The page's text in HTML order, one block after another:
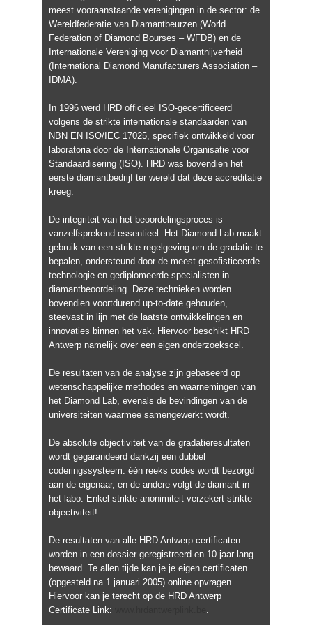
meest vooraanstaande verenigingen in de sector: de
Wereldfederatie van Diamantbeurzen (World
Federation of Diamond Bourses – WFDB) en de
Internationale Vereniging voor Diamantnijverheid
(International Diamond Manufacturers Association –
IDMA).
In 1996 werd HRD officieel ISO-gecertificeerd
volgens de strikte internationale standaarden van
NBN EN ISO/IEC 17025, specifiek ontwikkeld voor
laboratoria door de Internationale Organisatie voor
Standaardisering (ISO). HRD was bovendien het
eerste diamantbedrijf ter wereld dat deze accreditatie
kreeg.
De integriteit van het beoordelingsproces is
vanzelfsprekend essentieel. Het Diamond Lab maakt
gebruik van een strikte regelgeving om de gradatie te
bepalen, ondersteund door de meest gesofisticeerde
technologie en gediplomeerde specialisten in
diamantbeoordeling. Deze technieken worden
bovendien voortdurend up-to-date gehouden,
steevast in lijn met de laatste ontwikkelingen en
innovaties binnen het vak. Hiervoor beschikt HRD
Antwerp namelijk over een eigen onderzoekscel.
De resultaten van de analyse zijn gebaseerd op
wetenschappelijke methodes en waarnemingen van
het Diamond Lab, evenals de bevindingen van de
universiteiten waarmee samengewerkt wordt.
De absolute objectiviteit van de gradatieresultaten
wordt gegarandeerd dankzij een dubbel
coderingssysteem: één reeks codes wordt bezorgd
aan de eigenaar, en de andere volgt de diamant in
het labo. Enkel strikte anonimiteit verzekert strikte
objectiviteit!
De resultaten van alle HRD Antwerp certificaten
worden in een dossier geregistreerd en 10 jaar lang
bewaard. Te allen tijde kan je je eigen certificaten
(opgesteld na 1 januari 2005) online opvragen.
Hiervoor kan je terecht op de HRD Antwerp
Certificate Link:
.